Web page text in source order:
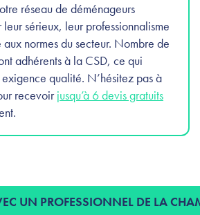
réseau de déménageurs
sérieux, leur professionnalisme
normes du secteur. Nombre de
adhérents à la CSD, ce qui
qualité. N’hésitez pas à
recevoirjusqu’à 6 devis gratuits
UN PROFESSIONNEL DE LA